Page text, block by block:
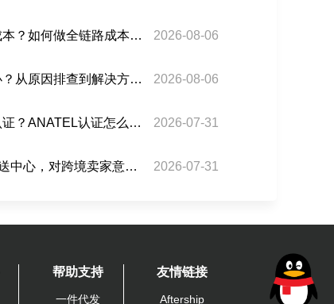
墨西哥专线物流有哪些隐性成本？如何做全链路成本核算？ 2026-08-06
发巴西的货被海关扣了怎么办？从原因排查到解决方案全流程拆解 2026-08-06
电子产品出口巴西需要什么认证？ANATEL认证怎么办理？ 2026-07-31
Shopee巴西年内新增10个配送中心，对跨境卖家意味着什么？ 2026-07-31
帮助支持
一件代发
友情链接
Aftership